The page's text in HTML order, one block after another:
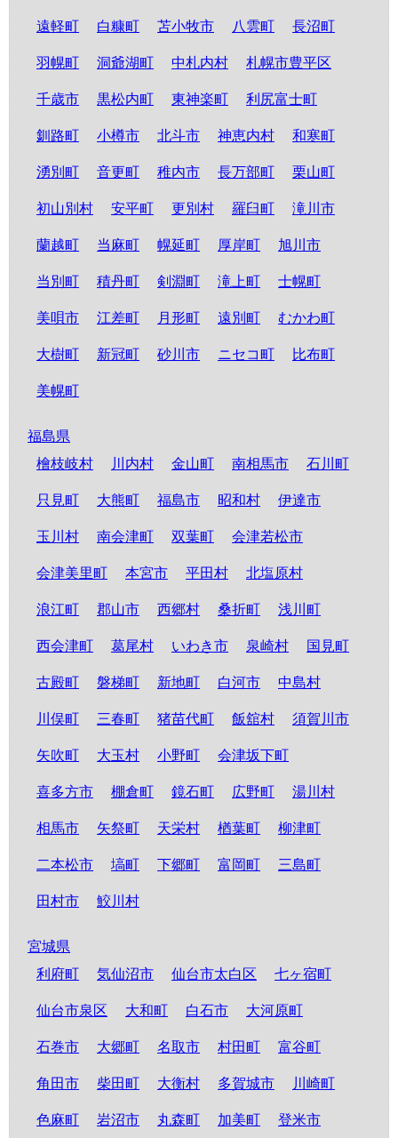
遠軽町 白糠町 苫小牧市 八雲町 長沼町
羽幌町 洞爺湖町 中札内村 札幌市豊平区
千歳市 黒松内町 東神楽町 利尻富士町
釧路町 小樽市 北斗市 神恵内村 和寒町
湧別町 音更町 稚内市 長万部町 栗山町
初山別村 安平町 更別村 羅臼町 滝川市
蘭越町 当麻町 幌延町 厚岸町 旭川市
当別町 積丹町 剣淵町 滝上町 士幌町
美唄市 江差町 月形町 遠別町 むかわ町
大樹町 新冠町 砂川市 ニセコ町 比布町
美幌町
福島県
檜枝岐村
川内村 金山町 南相馬市 石川町
只見町 大熊町 福島市 昭和村 伊達市
玉川村 南会津町 双葉町 会津若松市
会津美里町 本宮市 平田村 北塩原村
浪江町 郡山市 西郷村 桑折町 浅川町
西会津町 葛尾村 いわき市 泉崎村 国見町
古殿町 磐梯町 新地町 白河市 中島村
川俣町 三春町 猪苗代町 飯舘村 須賀川市
矢吹町 大玉村 小野町 会津坂下町
喜多方市 棚倉町 鏡石町 広野町 湯川村
相馬市 矢祭町 天栄村 楢葉町 柳津町
二本松市 塙町 下郷町 富岡町 三島町
田村市 鮫川村
宮城県
利府町
気仙沼市 仙台市太白区 七ヶ宿町
仙台市泉区 大和町 白石市 大河原町
石巻市 大郷町 名取市 村田町 富谷町
角田市 柴田町 大衡村 多賀城市 川崎町
色麻町 岩沼市 丸森町 加美町 登米市